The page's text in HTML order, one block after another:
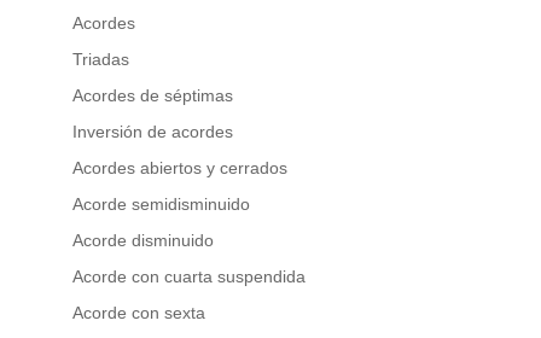
Acordes
Triadas
Acordes de séptimas
Inversión de acordes
Acordes abiertos y cerrados
Acorde semidisminuido
Acorde disminuido
Acorde con cuarta suspendida
Acorde con sexta